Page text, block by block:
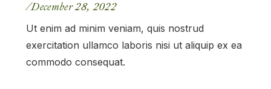
December 28, 2022
Ut enim ad minim veniam, quis nostrud
exercitation ullamco laboris nisi ut aliquip ex ea
commodo consequat.